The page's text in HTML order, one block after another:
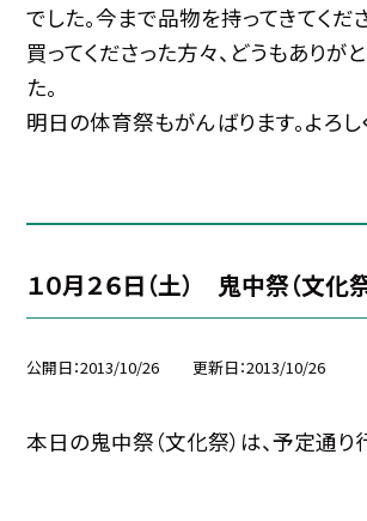
でした。今まで品物を持ってきてくだ
買ってくださった方々、どうもありが
た。
明日の体育祭もがんばります。よろし
１０月２６日（土） 鬼中祭（文化祭
公開日 2013/10/26 更新日 2013/10/26
本日の鬼中祭（文化祭）は、予定通り